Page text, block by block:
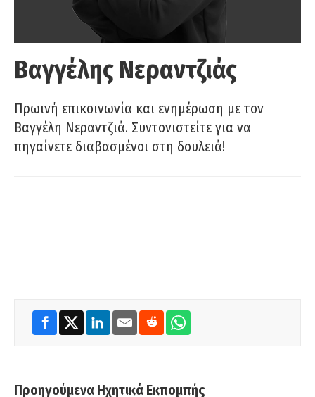
Βαγγέλης Νεραντζιάς
Πρωινή επικοινωνία και ενημέρωση με τον
Βαγγέλη Νεραντζιά. Συντονιστείτε για να
πηγαίνετε διαβασμένοι στη δουλειά!
Προηγούμενα Ηχητικά Εκπομπής